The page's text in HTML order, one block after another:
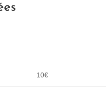
10€